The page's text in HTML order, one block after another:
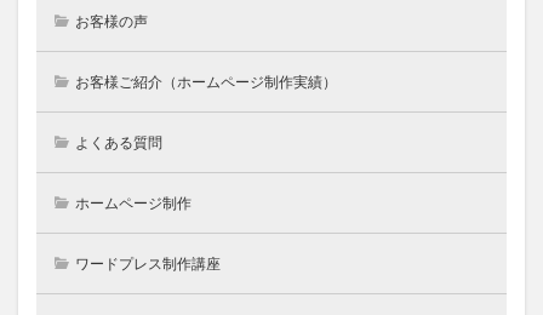
お客様の声
お客様ご紹介（ホームページ制作実績）
よくある質問
ホームページ制作
ワードプレス制作講座